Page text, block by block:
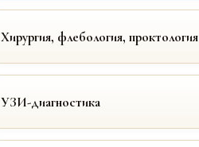
Хирургия, флебология, проктология
УЗИ-диагностика